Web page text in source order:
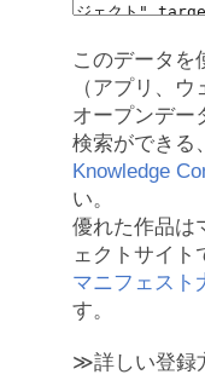
このデータを
（アプリ、ウ
オープンデー
検索ができる、
Knowledge
い。
優れた作品は
ェクトサイト
マニフェスト
す。
≫詳しい登録